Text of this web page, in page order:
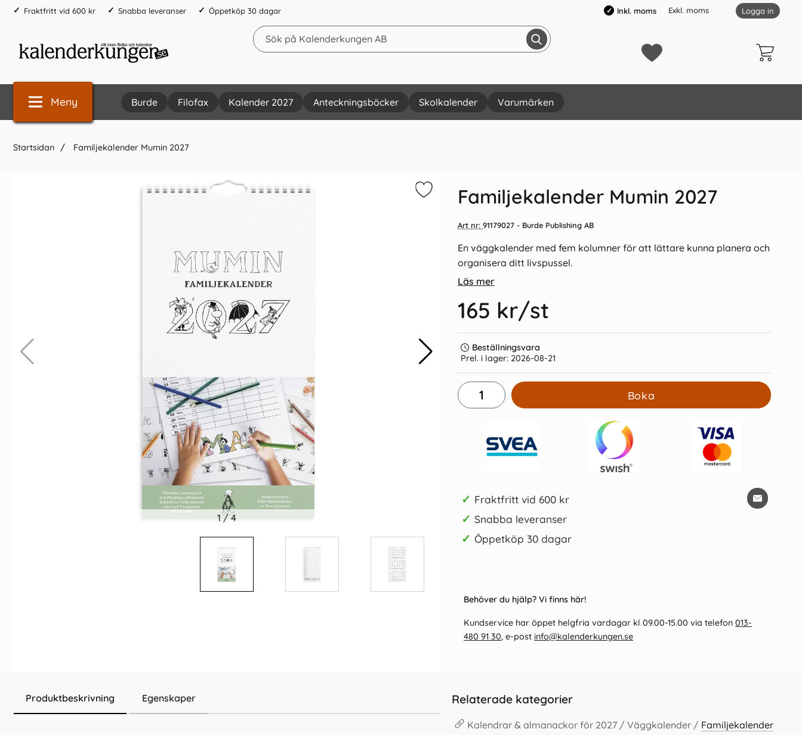
Fraktfritt vid 600 kr Snabba leveranser Öppetköp 30 dagar Inkl. moms Exkl. moms Logga in
Meny Burde Filofax Kalender 2027 Anteckningsböcker Skolkalender Varumärken
Startsidan Familjekalender Mumin 2027
Vi rekommenderar
159 kr/st
Köp Köp
1/4
Familjekalender Mumin 2027
Art nr: 91179027 - Burde Publishing AB
En väggkalender med fem kolumner för att lättare kunna planera och
organisera ditt livspussel.
Läs mer
165 kr/st
Beställningsvara
Prel. i lager: 2026-08-21
Boka
✓ Fraktfritt vid 600 kr
✓ Snabba leveranser
✓ Öppetköp 30 dagar
Behöver du hjälp? Vi finns här!
Kundservice har öppet helgfria vardagar kl 09.00-15.00 via telefon 013-
480 91 30, e-post info@kalenderkungen.se
Produktbeskrivning Egenskaper Relaterade kategorier
Kalendrar & almanackor för 2027 / Väggkalender / Familjekalender